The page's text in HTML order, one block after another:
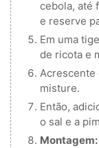
cebola, até
e reserve
Em uma
de ricota e
Acrescente
misture.
Então,
o sal e a
Montagem: